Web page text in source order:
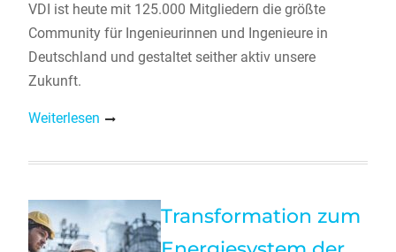
VDI ist heute mit 125.000 Mitgliedern die größte
Community für Ingenieurinnen und Ingenieure in
Deutschland und gestaltet seither aktiv unsere
Zukunft.
Weiterlesen
Transformation zum